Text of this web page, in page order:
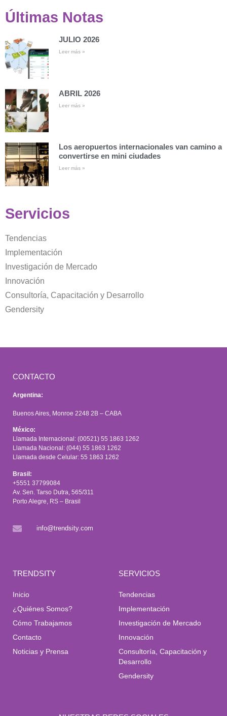
Últimas Notas
JULIO 2026
Leer más »
ABRIL 2026
Leer más »
Los aeropuertos internacionales van camino a
convertirse en mini ciudades
Leer más »
Servicios
Tendencias
Implementación
Investigación de Mercado
Innovación
Consultoría, Capacitación y Desarrollo
Gendersity
CONTACTO
Argentina:
Buenos Aires, Monroe 2248 2B – CABA
México:
Llamada Internacional: (00521) 55 1863 1262
Llamada Nacional: (044) 55 1863 1262
Llamada desde Celular: 55 1863 1262
Brasil:
+5551 37799084
Av. Sen. Tarso Dutra, 565/311
Porto Alegre, RS – Brasil
info@trendsity.com
TRENDSITY
Inicio
¿Quiénes Somos?
Cómo Trabajamos
Contacto
Noticias y Prensa
SERVICIOS
Tendencias
Implementación
Investigación de Mercado
Innovación
Consultoría, Capacitación y
Desarrollo
Gendersity